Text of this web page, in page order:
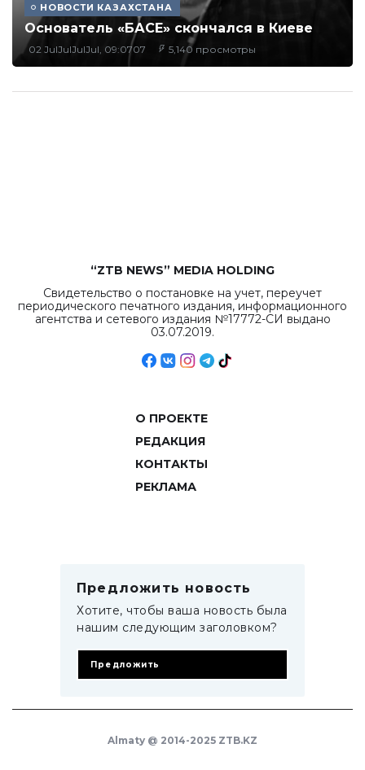
НОВОСТИ КАЗАХСТАНА
Основатель «БАСЕ» скончался в Киеве
02 JulJulJulJul, 09:0707 5,140 просмотры
“ZTB NEWS” MEDIA HOLDING
Свидетельство о постановке на учет, переучет
периодического печатного издания, информационного
агентства и сетевого издания №17772-СИ выдано
03.07.2019.
О ПРОЕКТЕ
РЕДАКЦИЯ
КОНТАКТЫ
РЕКЛАМА
Предложить новость
Хотите, чтобы ваша новость была
нашим следующим заголовком?
Предложить
Almaty @ 2014-2025 ZTB.KZ